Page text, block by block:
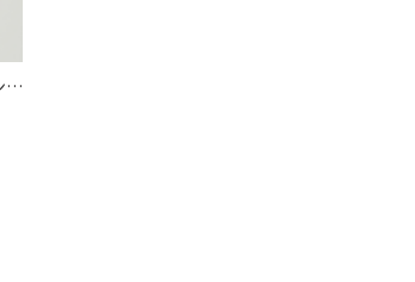
【2026SS】プントルーチェ フレンチスリーブ スキッパー麻綿ニット